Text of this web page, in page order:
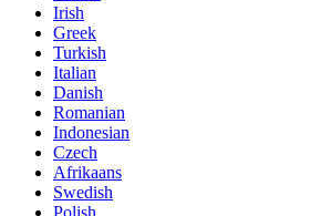
Irish
Greek
Turkish
Italian
Danish
Romanian
Indonesian
Czech
Afrikaans
Swedish